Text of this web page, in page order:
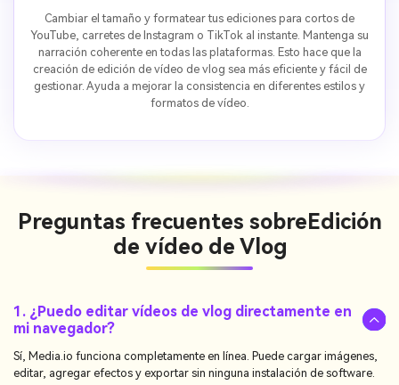
Cambiar el tamaño y formatear tus ediciones para cortos de
YouTube, carretes de Instagram o TikTok al instante. Mantenga su
narración coherente en todas las plataformas. Esto hace que la
creación de edición de vídeo de vlog sea más eficiente y fácil de
gestionar. Ayuda a mejorar la consistencia en diferentes estilos y
formatos de vídeo.
Preguntas frecuentes sobre Edición
de vídeo de Vlog
1. ¿Puedo editar vídeos de vlog directamente en
mi navegador?
Sí, Media.io funciona completamente en línea. Puede cargar imágenes,
editar, agregar efectos y exportar sin ninguna instalación de software.